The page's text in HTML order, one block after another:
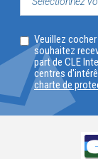
PROFIL
VOTRE
PAYS
Veuillez
souhaitez
part de CLE
centres
charte de